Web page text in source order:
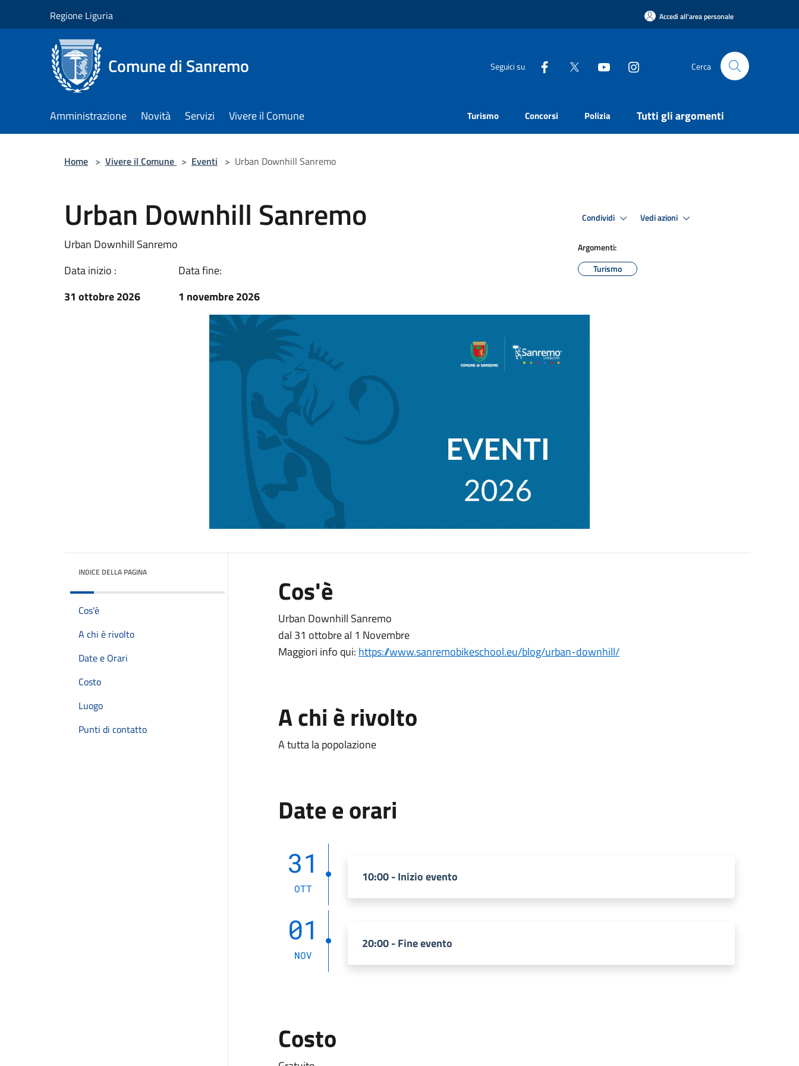
Regione Liguria Accedi all'area personale
Comune di Sanremo Seguici su Cerca
Amministrazione Novità Servizi Vivere il Comune Turismo Concorsi Polizia Tutti gli argomenti
Home > Vivere il Comune > Eventi > Urban Downhill Sanremo
Urban Downhill Sanremo
Urban Downhill Sanremo
Data inizio :
31 ottobre 2026
Data fine:
1 novembre 2026
Condividi Vedi azioni
Argomenti:
Turismo
INDICE DELLA PAGINA
Cos'è
A chi è rivolto
Date e Orari
Costo
Luogo
Punti di contatto
Cos'è
Urban Downhill Sanremo
dal 31 ottobre al 1 Novembre
Maggiori info qui: https://www.sanremobikeschool.eu/blog/urban-downhill/
A chi è rivolto
A tutta la popolazione
Date e orari
31
OTT
10:00 - Inizio evento
01
NOV
20:00 - Fine evento
Costo